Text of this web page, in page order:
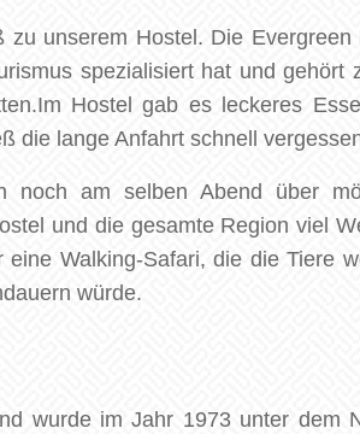
unserem Hostel. Die Evergreen
spezialisiert hat und gehört
Hostel gab es leckeres
die lange Anfahrt schnell
noch am selben Abend über
und die gesamte Region viel
Walking-Safari, die die Tiere
würde.
wurde im Jahr 1973 unter dem